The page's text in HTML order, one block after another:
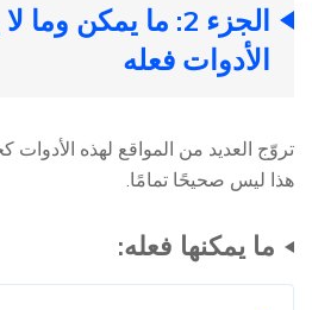
الجزء 2: ما يمكن
الأدوات فعله
تروّج العديد من المواقع لهذه
هذا ليس صحيحًا تمامًا.
ما يمكنها فعله: